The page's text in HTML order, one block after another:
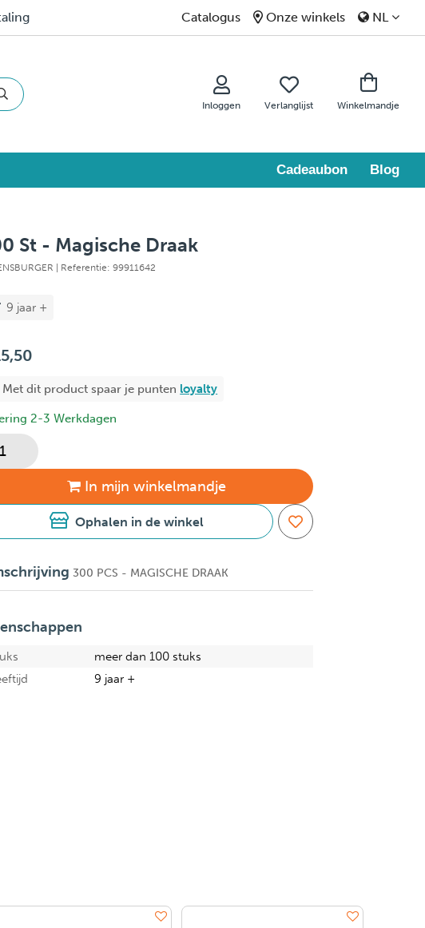
Catalogus Onze winkels NL
Inloggen Verlanglijst Winkelmandje
Cadeaubon Blog
St - Magische Draak
| Referentie: 99911642
9 jaar +
Met dit product spaar je punten loyalty
2-3 Werkdagen
In mijn winkelmandje
Ophalen in de winkel
300 PCS - MAGISCHE DRAAK
meer dan 100 stuks
9 jaar +